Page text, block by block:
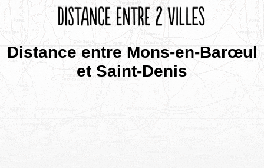
Distance entre Mons-en-Barœul
et Saint-Denis